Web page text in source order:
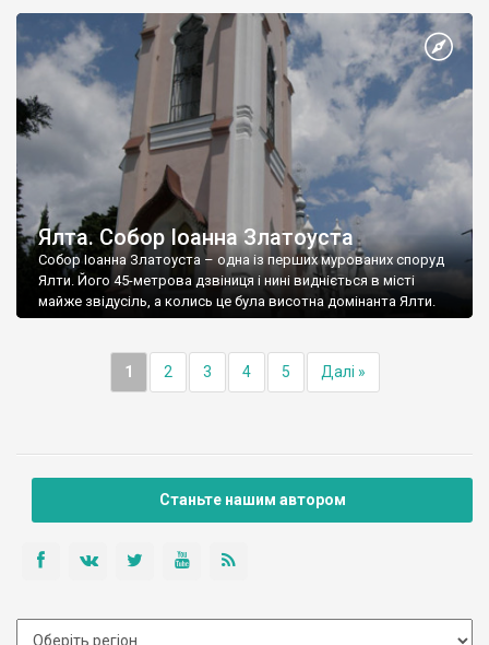
Ялта. Собор Іоанна Златоуста
Собор Іоанна Златоуста – одна із перших мурованих споруд
Ялти. Його 45-метрова дзвіниця і нині видніється в місті
майже звідусіль, а колись це була висотна домінанта Ялти.
1 2 3 4 5 Далі »
Станьте нашим автором